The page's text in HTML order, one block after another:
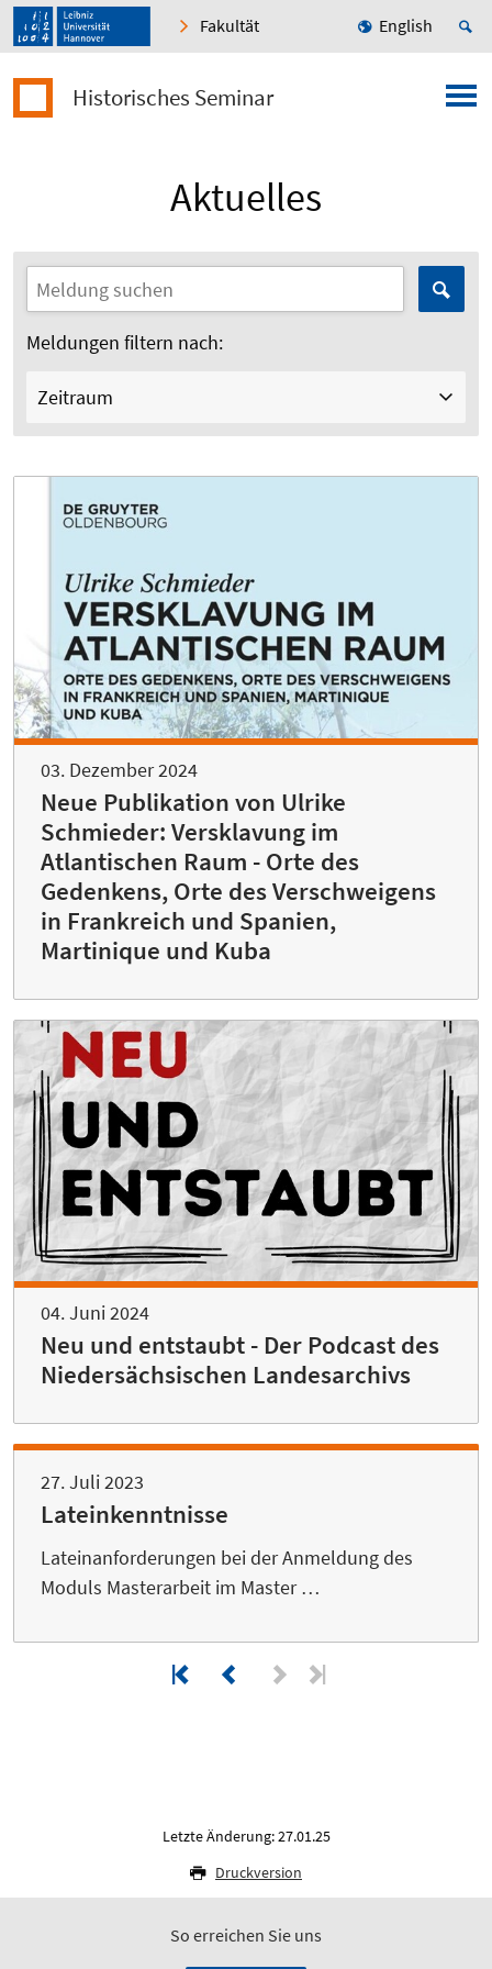
Fakultät English
Historisches Seminar
Aktuelles
Meldungen filtern nach:
Zeitraum
03. Dezember 2024
Neue Publikation von Ulrike
Schmieder: Versklavung im
Atlantischen Raum - Orte des
Gedenkens, Orte des Verschweigens
in Frankreich und Spanien,
Martinique und Kuba
04. Juni 2024
Neu und entstaubt - Der Podcast des
Niedersächsischen Landesarchivs
27. Juli 2023
Lateinkenntnisse
Lateinanforderungen bei der Anmeldung des
Moduls Masterarbeit im Master …
Letzte Änderung: 27.01.25
Druckversion
So erreichen Sie uns